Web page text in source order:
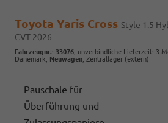
Toyota Yaris Cross Style 1.5
CVT 2026
Fahrzeugnr.: 33076 , unverbindliche Lieferzeit: 3
Dänemark, Neuwagen , Zentrallager (extern)
Pauschale für
Überführung und